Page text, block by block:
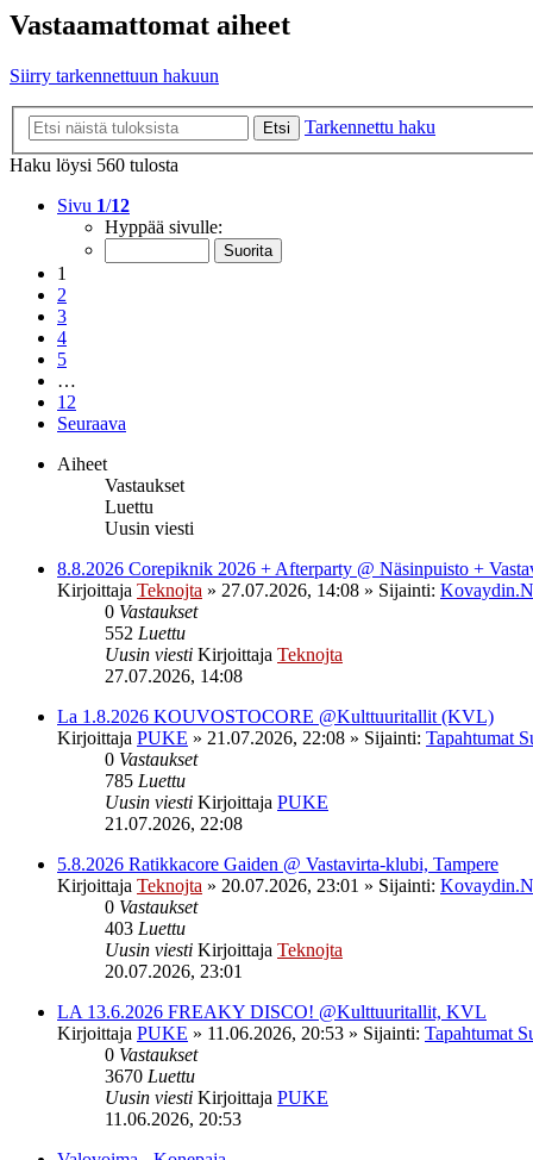
Vastaamattomat aiheet
Siirry tarkennettuun hakuun
Etsi
Tarkennettu haku
Haku löysi 560 tulosta
Sivu 1/12
Hyppää sivulle:
1
2
3
4
5
…
12
Seuraava
Aiheet
Vastaukset
Luettu
Uusin viesti
8.8.2026 Corepiknik 2026 + Afterparty @ Näsinpuisto +
Kirjoittaja Teknojta » 27.07.2026, 14:08 » Sijainti:
0 Vastaukset
552 Luettu
Uusin viesti Kirjoittaja Teknojta
27.07.2026, 14:08
La 1.8.2026 KOUVOSTOCORE @Kulttuuritallit (KVL)
Kirjoittaja PUKE » 21.07.2026, 22:08 » Sijainti: Tapahtumat
0 Vastaukset
785 Luettu
Uusin viesti Kirjoittaja PUKE
21.07.2026, 22:08
5.8.2026 Ratikkacore Gaiden @ Vastavirta-klubi, Tampere
Kirjoittaja Teknojta » 20.07.2026, 23:01 » Sijainti:
0 Vastaukset
403 Luettu
Uusin viesti Kirjoittaja Teknojta
20.07.2026, 23:01
LA 13.6.2026 FREAKY DISCO! @Kulttuuritallit, KVL
Kirjoittaja PUKE » 11.06.2026, 20:53 » Sijainti: Tapahtumat
0 Vastaukset
3670 Luettu
Uusin viesti Kirjoittaja PUKE
11.06.2026, 20:53